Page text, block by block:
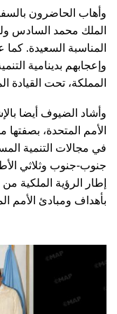
وأهاب الحاضرون
الملك محمد السادس
المناسبة السعيدة. كما
وإعجابهم بدينامية
المملكة، تحت القيادة
وأشاد الضيوف أيضا
الأمم المتحدة، بصفتها
في مجالات التنمية
جنوب-جنوب وثلاثي
إطار الرؤية
بأهداف ومبادئ الأمم